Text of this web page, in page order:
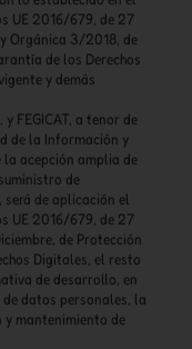
UE 2016/679, de 27
Orgánica 3/2018, de
de los Derechos
y demás
FEGICAT, a tenor de
de la Información y
la acepción amplia de
de
de aplicación el
UE 2016/679, de 27
de Protección
Digitales, el resto
de desarrollo, en
datos personales, la
mantenimiento de